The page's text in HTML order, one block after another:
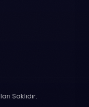
Saklıdır.